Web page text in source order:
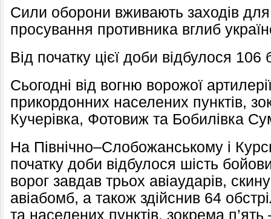
Сили оборони вживають заходів
просування противника вглиб
Від початку цієї доби відбулося 106
Сьогодні від вогню ворожої
прикордонних населених пунктів,
Кучерівка, Фотовиж та Бобилівка
На Північно–Слобожанському і
початку доби відбулося шість
ворог завдав трьох авіаударів,
авіабомб, а також здійснив 64
та населених пунктів, зокрема